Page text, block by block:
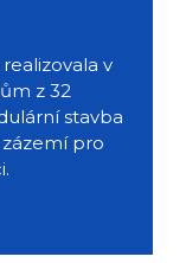
v
z 32
stavba
pro